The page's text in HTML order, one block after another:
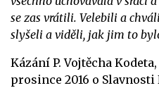
se zas vrátili. Velebili a
slyšeli a viděli, jak jim to
Kázání P. Vojtěcha
prosince 2016 o